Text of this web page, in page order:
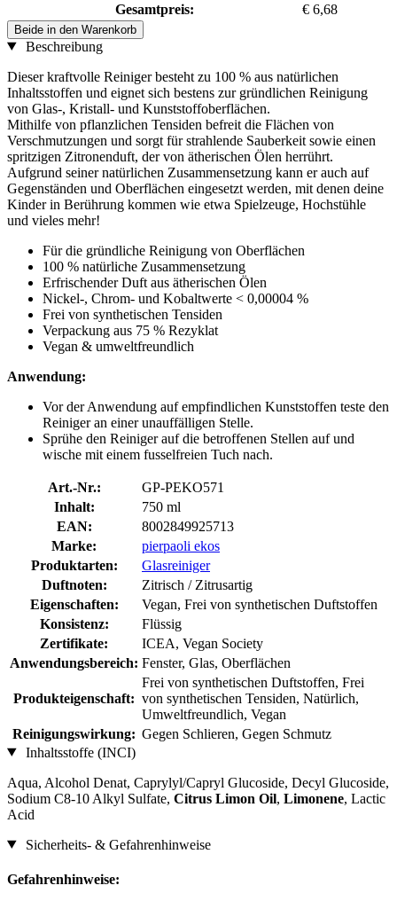
Gesamtpreis:
€ 6,68
Beide in den Warenkorb
Beschreibung
Dieser kraftvolle Reiniger besteht zu 100 % aus natürlichen
Inhaltsstoffen und eignet sich bestens zur gründlichen Reinigung
von Glas-, Kristall- und Kunststoffoberflächen.
Mithilfe von pflanzlichen Tensiden befreit die Flächen von
Verschmutzungen und sorgt für strahlende Sauberkeit sowie einen
spritzigen Zitronenduft, der von ätherischen Ölen herrührt.
Aufgrund seiner natürlichen Zusammensetzung kann er auch auf
Gegenständen und Oberflächen eingesetzt werden, mit denen deine
Kinder in Berührung kommen wie etwa Spielzeuge, Hochstühle
und vieles mehr!
Für die gründliche Reinigung von Oberflächen
100 % natürliche Zusammensetzung
Erfrischender Duft aus ätherischen Ölen
Nickel-, Chrom- und Kobaltwerte < 0,00004 %
Frei von synthetischen Tensiden
Verpackung aus 75 % Rezyklat
Vegan & umweltfreundlich
Anwendung:
Vor der Anwendung auf empfindlichen Kunststoffen teste den
Reiniger an einer unauffälligen Stelle.
Sprühe den Reiniger auf die betroffenen Stellen auf und
wische mit einem fusselfreien Tuch nach.
Art.-Nr.:
GP-PEKO571
Inhalt:
750 ml
EAN:
8002849925713
Marke:
pierpaoli ekos
Produktarten:
Glasreiniger
Duftnoten:
Zitrisch / Zitrusartig
Eigenschaften:
Vegan, Frei von synthetischen Duftstoffen
Konsistenz:
Flüssig
Zertifikate:
ICEA, Vegan Society
Anwendungsbereich: Fenster, Glas, Oberflächen
Produkteigenschaft:
Frei von synthetischen Duftstoffen, Frei
von synthetischen Tensiden, Natürlich,
Umweltfreundlich, Vegan
Reinigungswirkung: Gegen Schlieren, Gegen Schmutz
Inhaltsstoffe (INCI)
Aqua, Alcohol Denat, Caprylyl/Capryl Glucoside, Decyl Glucoside,
Sodium C8-10 Alkyl Sulfate, Citrus Limon Oil, Limonene, Lactic
Acid
Sicherheits- & Gefahrenhinweise
Gefahrenhinweise: